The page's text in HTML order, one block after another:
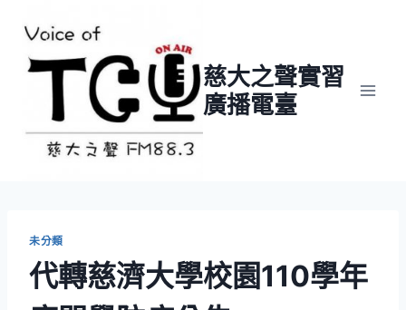
content
慈大之聲實習
廣播電臺
未分類
代轉慈濟大學校園110學年